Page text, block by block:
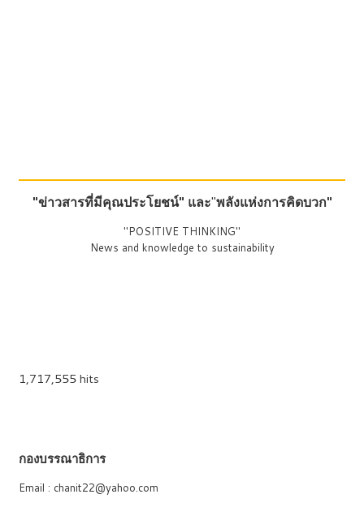
"ข่าวสารที่มีคุณประโยชน์" และ"พลังแห่งการคิดบวก"
"POSITIVE THINKING"
News and knowledge to sustainability
1,717,555 hits
กองบรรณาธิการ
Email : chanit22@yahoo.com